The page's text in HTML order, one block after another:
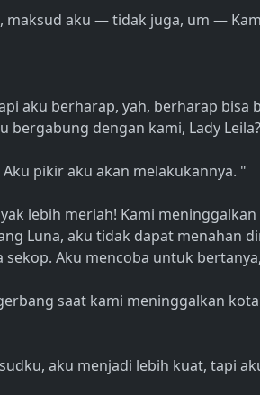
maksud aku — tidak juga, um —
aku berharap, yah, berharap bisa
bergabung dengan kami, Lady
pikir aku akan melakukannya. "
lebih meriah! Kami
Luna, aku tidak dapat menahan
sekop. Aku mencoba untuk
saat kami meninggalkan
aku menjadi lebih kuat, tapi